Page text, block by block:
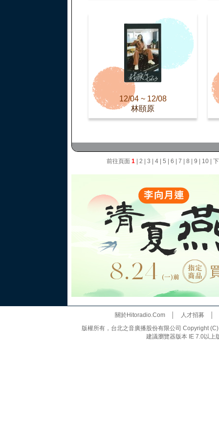
12/04 ~ 12/08
林頤原
前往頁面 1| 2 3 4| 5 6 7 8 9 10|
關於Hitoradio.Com│ 人才招募
版權所有，台北之音廣播股份有限公司 Copyright
建議瀏覽器版本 IE 7.0以上